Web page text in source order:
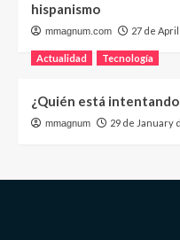
hispanismo
mmagnum.com 27 de
Actualidad Tecnología
¿Quién está intentando
mmagnum 29 de January